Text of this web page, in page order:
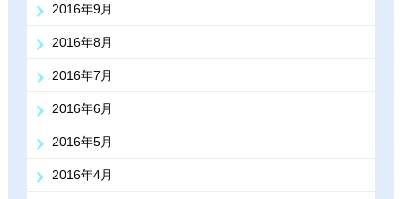
2016年9月
2016年8月
2016年7月
2016年6月
2016年5月
2016年4月